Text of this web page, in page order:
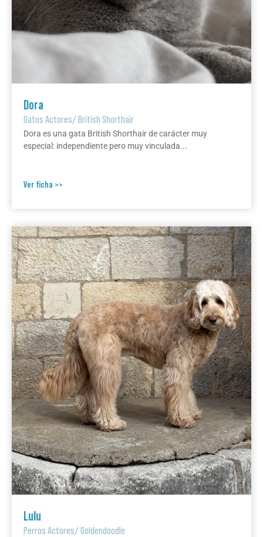
Dora
Gatos Actores/British Shorthair
Dora es una gata British Shorthair de carácter muy
especial: independiente pero muy vinculada...
Ver ficha >>
Lulu
Perros Actores/Goldendoodle